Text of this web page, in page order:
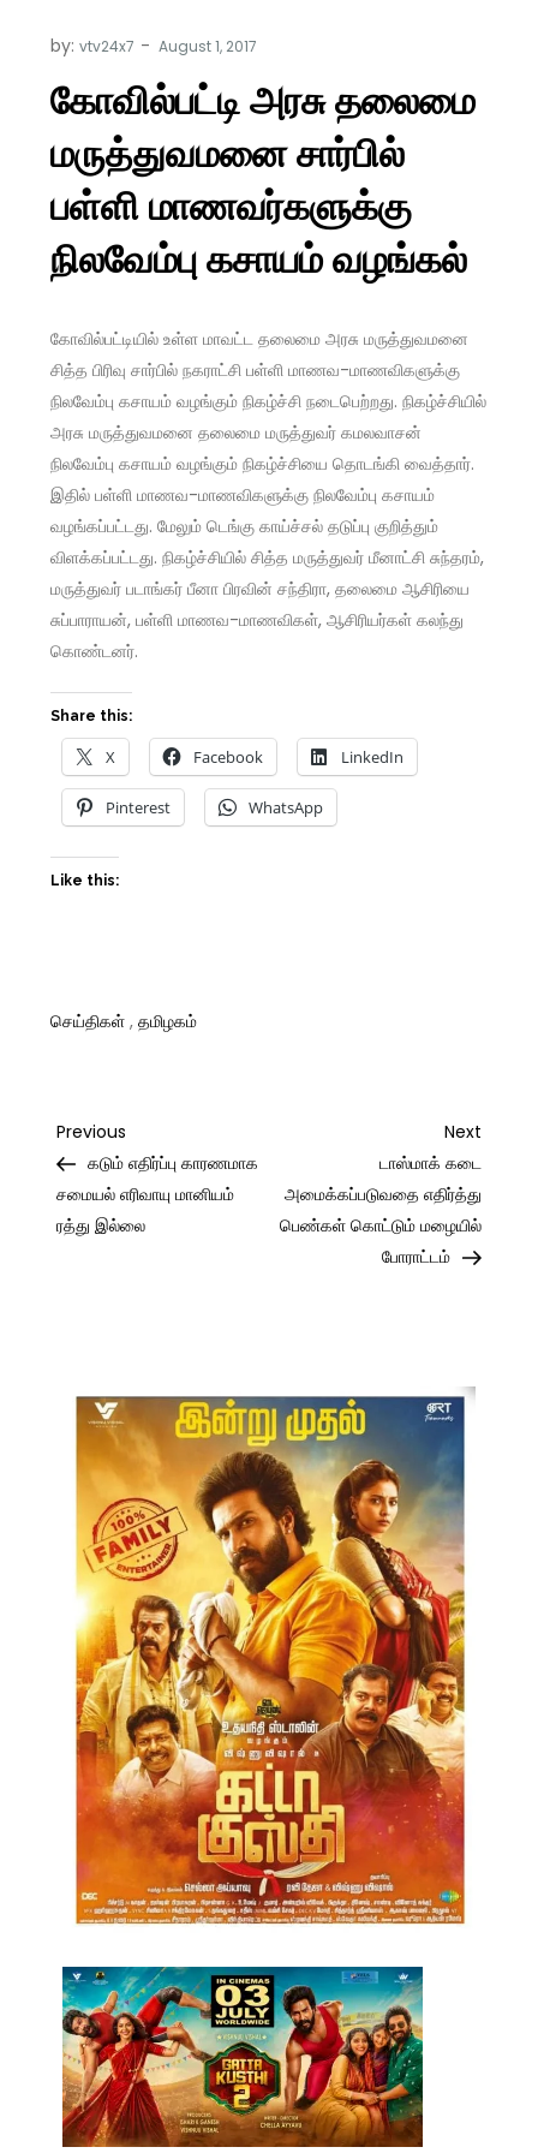
by:vtv24x7
கோவில்பட்டி அரசு தலைமை
மருத்துவமனை சார்பில்
பள்ளி மாணவர்களுக்கு
நிலவேம்பு கசாயம் வழங்கல்
கோவில்பட்டியில் உள்ள மாவட்ட தலைமை அரசு மருத்துவமனை
சித்த பிரிவு சார்பில் நகராட்சி பள்ளி மாணவ-மாணவிகளுக்கு
நிலவேம்பு கசாயம் வழங்கும் நிகழ்ச்சி நடைபெற்றது. நிகழ்ச்சியில்
அரசு மருத்துவமனை தலைமை மருத்துவர் கமலவாசன்
நிலவேம்பு கசாயம் வழங்கும் நிகழ்ச்சியை தொடங்கி வைத்தார்.
இதில் பள்ளி மாணவ-மாணவிகளுக்கு நிலவேம்பு கசாயம்
வழங்கப்பட்டது. மேலும் டெங்கு காய்ச்சல் தடுப்பு குறித்தும்
விளக்கப்பட்டது. நிகழ்ச்சியில் சித்த மருத்துவர் மீனாட்சி சுந்தரம்,
மருத்துவர் படாங்கர் பீனா பிரவின் சந்திரா, தலைமை ஆசிரியை
சுப்பாராயன், பள்ளி மாணவ-மாணவிகள், ஆசிரியர்கள் கலந்து
கொண்டனர்.
Share this:
X Facebook LinkedIn
Pinterest WhatsApp
Like this:
செய்திகள் ,தமிழகம்
Post
navigation
Previous
Post
Previous
கடும் எதிர்ப்பு காரணமாக
சமையல் எரிவாயு மானியம்
ரத்து இல்லை
Next
Post
Next
டாஸ்மாக் கடை
அமைக்கப்படுவதை எதிர்த்து
பெண்கள் கொட்டும் மழையில்
போராட்டம்